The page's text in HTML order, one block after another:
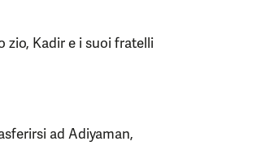
zio, Kadir e i suoi fratelli
ad Adiyaman,